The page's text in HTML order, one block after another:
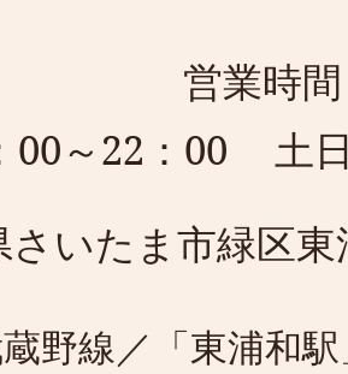
​営業時間
00～22：00
土
さいたま市緑区東
野線／「東浦和